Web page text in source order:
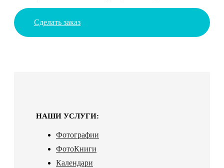
Сделать заказ
НАШИ УСЛУГИ:
Фотографии
ФотоКниги
Календари